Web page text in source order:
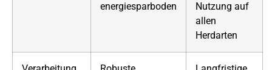
energiesparboden
Nutzung auf
allen
Herdarten